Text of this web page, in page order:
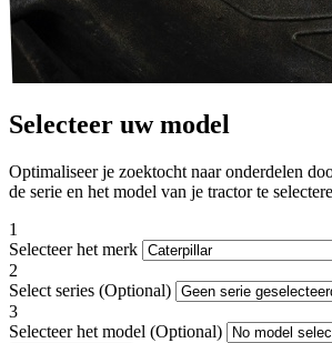
Selecteer uw model
Optimaliseer je zoektocht naar onderdelen
de serie en het model van je tractor te
1
Selecteer het merk
2
Select series (Optional)
3
Selecteer het model (Optional)